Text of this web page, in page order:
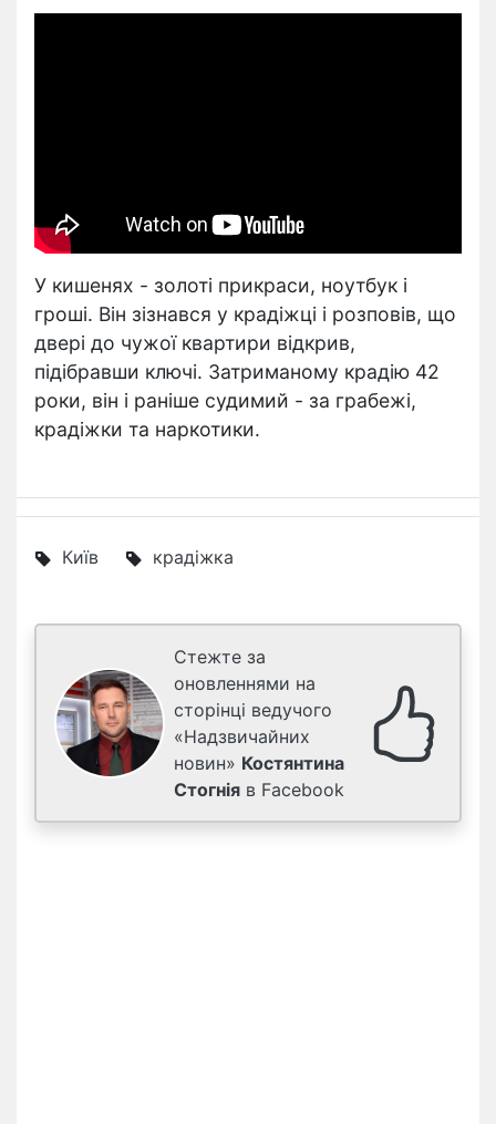
У кишенях - золоті прикраси, ноутбук і
гроші. Він зізнався у крадіжці і розповів, що
двері до чужої квартири відкрив,
підібравши ключі. Затриманому крадію 42
роки, він і раніше судимий - за грабежі,
крадіжки та наркотики.
Київ крадіжка
Стежте за
оновленнями на
сторінці ведучого
«Надзвичайних
новин» Костянтина
Стогнія в Facebook